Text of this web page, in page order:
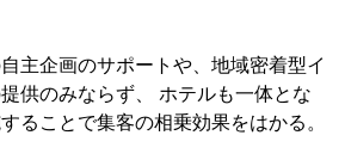
主企画のサポートや、地域密着型イ
供のみならず、 ホテルも一体とな
ることで集客の相乗効果をはかる。